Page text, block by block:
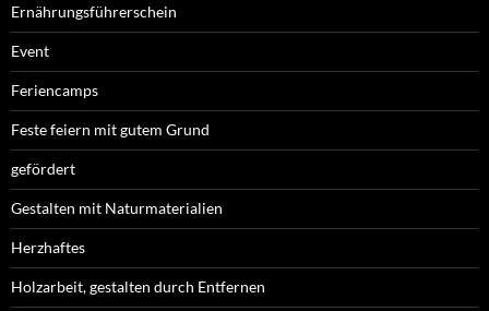
Ernährungsführerschein
Event
Feriencamps
Feste feiern mit gutem Grund
gefördert
Gestalten mit Naturmaterialien
Herzhaftes
Holzarbeit, gestalten durch Entfernen